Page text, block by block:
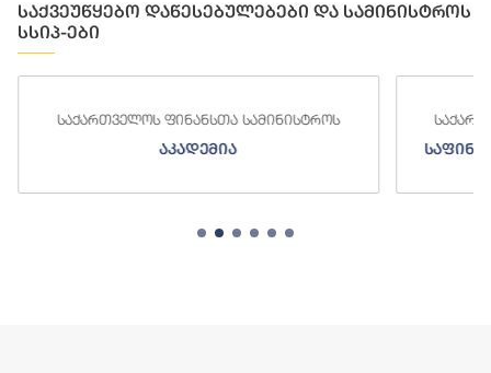
საქვეუწყებო დაწესებულებები და სამინისტროს
სსიპ-ები
საქართველოს ფინანსთა სამინისტროს
საფინანსო-ანალიტიკური სამსახური